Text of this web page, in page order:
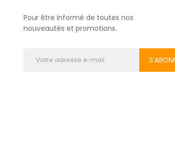
Pour être informé de toutes nos
nouveautés et promotions.